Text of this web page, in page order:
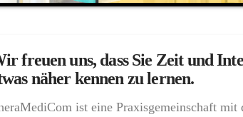
freuen uns, dass Sie Zeit und
näher kennen zu lernen.
ist eine Praxisgemeinschaft mit